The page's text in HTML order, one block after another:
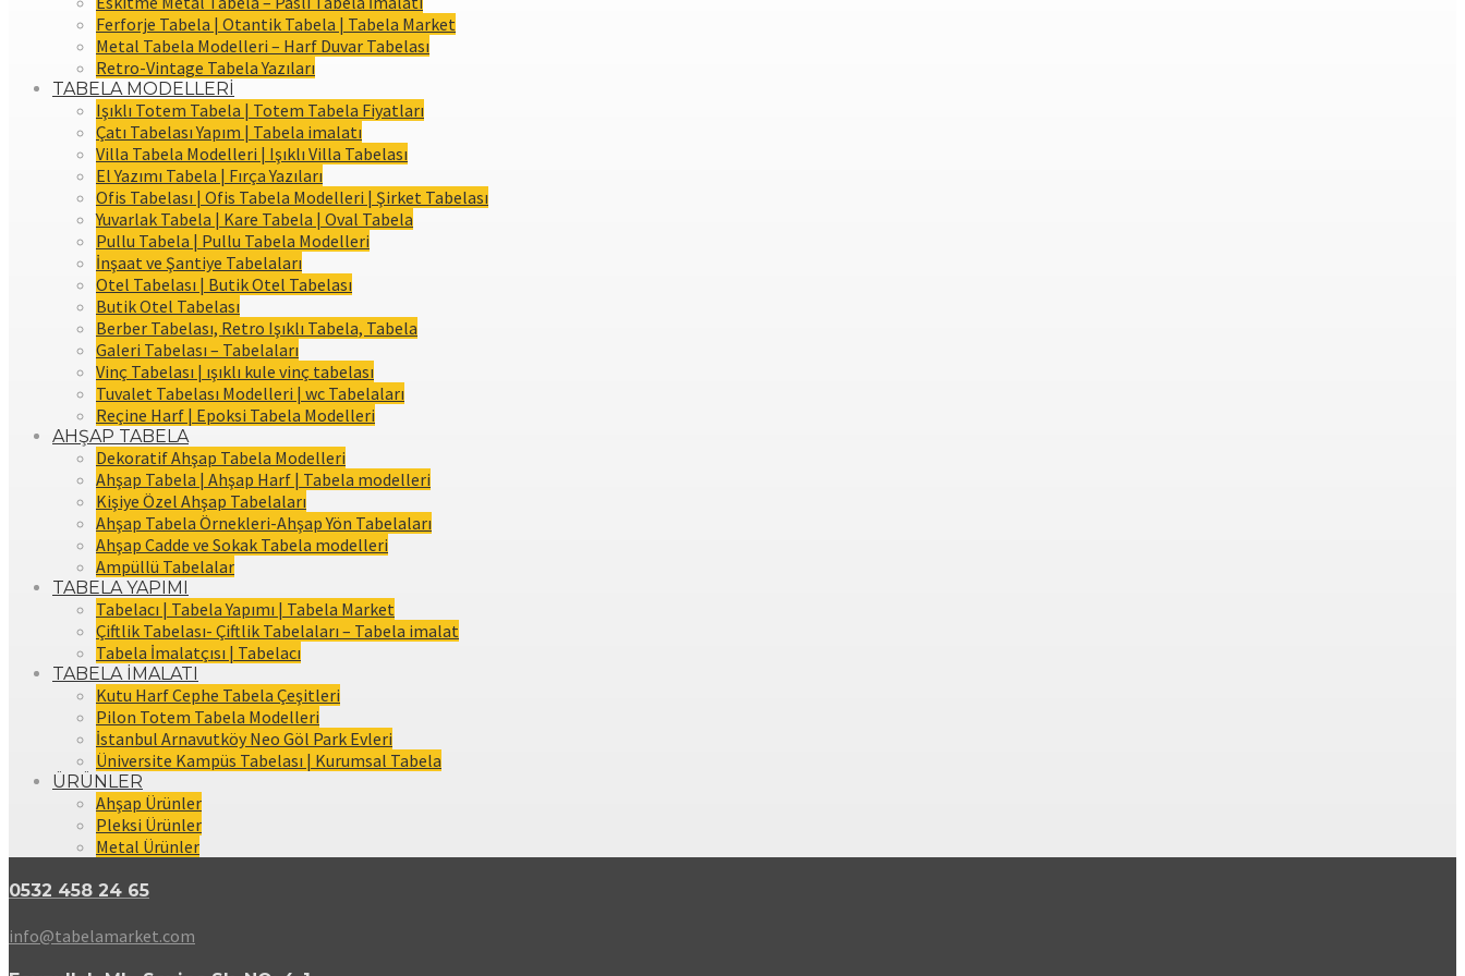
Ferforje Tabela | Otantik Tabela | Tabela Market
Metal Tabela Modelleri – Harf Duvar Tabelası
Retro-Vintage Tabela Yazıları
TABELA MODELLERİ
Işıklı Totem Tabela | Totem Tabela Fiyatları
Çatı Tabelası Yapım | Tabela imalatı
Villa Tabela Modelleri | Işıklı Villa Tabelası
El Yazımı Tabela | Fırça Yazıları
Ofis Tabelası | Ofis Tabela Modelleri | Şirket Tabelası
Yuvarlak Tabela | Kare Tabela | Oval Tabela
Pullu Tabela | Pullu Tabela Modelleri
İnşaat ve Şantiye Tabelaları
Otel Tabelası | Butik Otel Tabelası
Butik Otel Tabelası
Berber Tabelası, Retro Işıklı Tabela, Tabela
Galeri Tabelası – Tabelaları
Vinç Tabelası | ışıklı kule vinç tabelası
Tuvalet Tabelası Modelleri | wc Tabelaları
Reçine Harf | Epoksi Tabela Modelleri
AHŞAP TABELA
Dekoratif Ahşap Tabela Modelleri
Ahşap Tabela | Ahşap Harf | Tabela modelleri
Kişiye Özel Ahşap Tabelaları
Ahşap Tabela Örnekleri-Ahşap Yön Tabelaları
Ahşap Cadde ve Sokak Tabela modelleri
Ampüllü Tabelalar
TABELA YAPIMI
Tabelacı | Tabela Yapımı | Tabela Market
Çiftlik Tabelası- Çiftlik Tabelaları – Tabela imalat
Tabela İmalatçısı | Tabelacı
TABELA İMALATI
Kutu Harf Cephe Tabela Çeşitleri
Pilon Totem Tabela Modelleri
İstanbul Arnavutköy Neo Göl Park Evleri
Üniversite Kampüs Tabelası | Kurumsal Tabela
ÜRÜNLER
Ahşap Ürünler
Pleksi Ürünler
Metal Ürünler
0532 458 24 65
info@tabelamarket.com